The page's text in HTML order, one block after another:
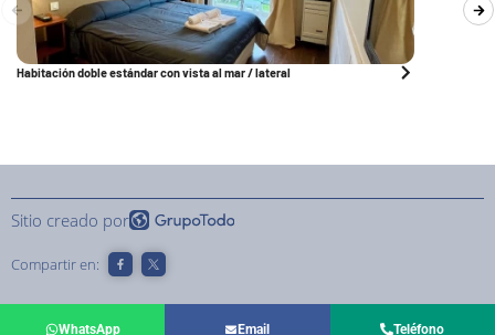
Habitación doble estándar con vista al mar / lateral
Sitio creado por
Compartir en:
WhatsApp Email Teléfono